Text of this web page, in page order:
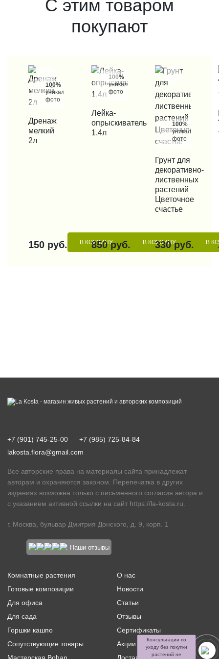
С этим товаром
покупают
100%
уникальные
фото
КУПИТЬ В 1 КЛИК
Дренаж
мелкий
2л
150 руб. В КОРЗИНУ
100%
уникальные
фото
КУПИТЬ В 1 КЛИК
Лейка-
опрыскиватель
1,4л
850 руб. В КОРЗИНУ
100%
уникальные
фото
КУПИТЬ В 1 КЛИК
Грунт для
декоративно-
лиственных
растений
Цветочное
счастье
330 руб. В
+7 (901) 745-25-00
+7 (985) 725-84-84
lakosta.flora@gmail.com
Все авторские права на материалы сайта принадлежат
авторам и охраняются законом. Перепечатка в других
изданиях возможна только с письменного согласия автора и
с указанием активной ссылки на сайт https://la-kosta.ru
г. Москва, бульвар Дмитрия Донского, д. 9, корп. 1
Наши отзывы
Комнатные растения
Готовые композиции
Для офиса
Для сада
Горшки кашпо
Сопутствующие товары
О нас
Новости
Статьи
Отзывы
Сертификаты
Акции и скидки
Консультации по
уходу без покупки
растений не